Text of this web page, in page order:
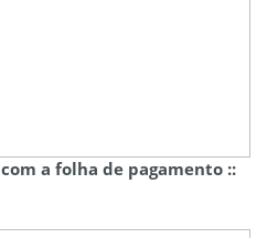
a folha de pagamento ::